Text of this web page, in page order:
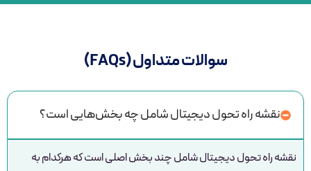
سوالات متداول (FAQs)
نقشه راه تحول دیجیتال شامل چه بخش‌هایی است؟
نقشه راه تحول دیجیتال شامل چند بخش اصلی است که هرکدام به